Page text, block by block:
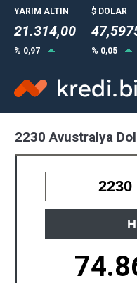
YARIM ALTIN
21.314,00
% 0,97
$ DOLAR
% 0,05
2230 Avustralya